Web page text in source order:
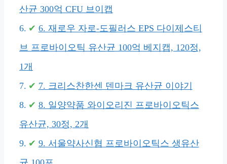
산균 300억 CFU 브이캡
6. 재로우 자로-도필러스 EPS 다이제스티
브 프로바이오틱 유산균 100억 베지캡, 120정,
1개
7. 크리스찬한센 덴마크 유산균 이야기
8. 일양약품 와이오리진 프로바이오틱스
유산균, 30정, 2개
9. 서울약사신협 프로바이오틱스 생유산